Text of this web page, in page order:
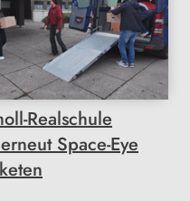
Realschule
Space-Eye